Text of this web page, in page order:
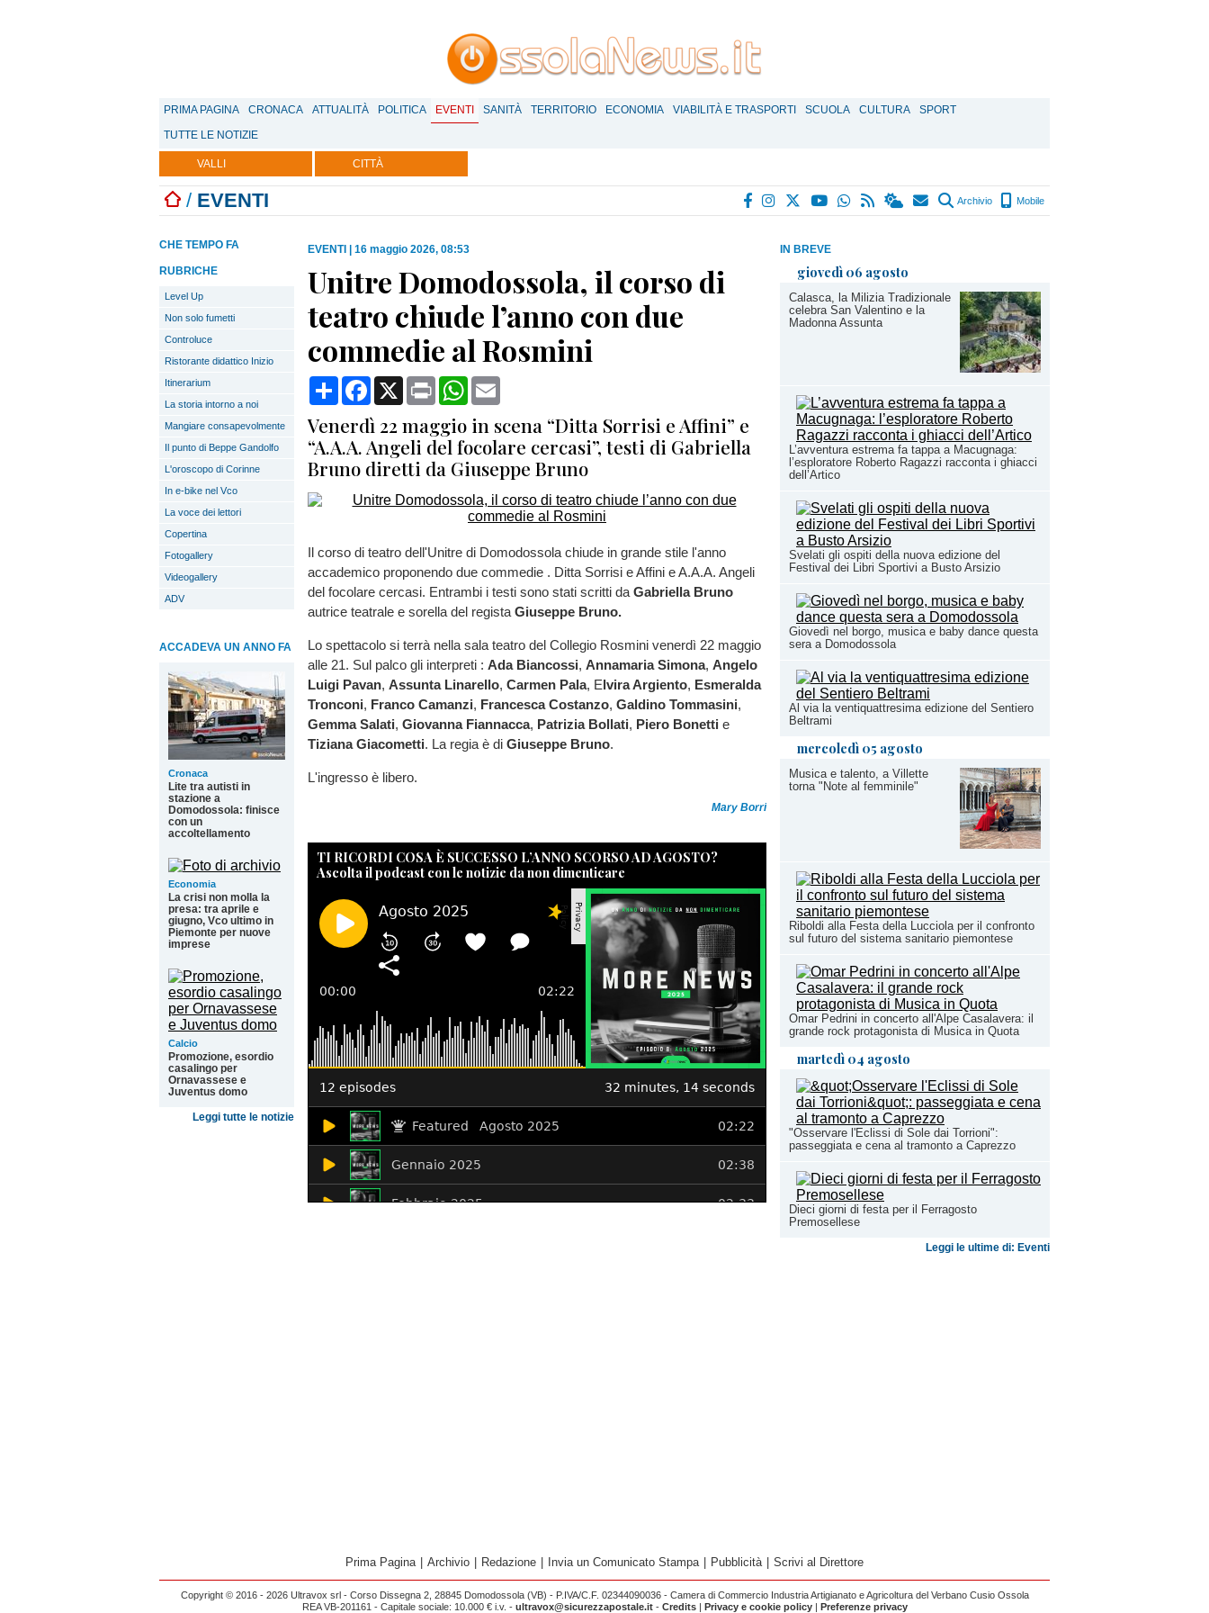
PRIMA PAGINA CRONACA ATTUALITÀ POLITICA EVENTI SANITÀ TERRITORIO ECONOMIA VIABILITÀ E TRASPORTI SCUOLA CULTURA
SPORT
TUTTE LE NOTIZIE
VALLI CITTÀ
/ EVENTI Archivio Mobile
IN BREVE
giovedì 06 agosto
Calasca, la Milizia Tradizionale
celebra San Valentino e la
Madonna Assunta
L’avventura estrema fa tappa a Macugnaga:
l’esploratore Roberto Ragazzi racconta i ghiacci
dell’Artico
Svelati gli ospiti della nuova edizione del
Festival dei Libri Sportivi a Busto Arsizio
Giovedì nel borgo, musica e baby dance questa
sera a Domodossola
Al via la ventiquattresima edizione del Sentiero
Beltrami
mercoledì 05 agosto
Musica e talento, a Villette
torna "Note al femminile"
Riboldi alla Festa della Lucciola per il confronto
sul futuro del sistema sanitario piemontese
Omar Pedrini in concerto all'Alpe Casalavera: il
grande rock protagonista di Musica in Quota
martedì 04 agosto
"Osservare l'Eclissi di Sole dai Torrioni":
passeggiata e cena al tramonto a Caprezzo
Dieci giorni di festa per il Ferragosto
Premosellese
Leggi le ultime di: Eventi
CHE TEMPO FA
RUBRICHE
Level Up
Non solo fumetti
Controluce
Ristorante didattico Inizio
Itinerarium
La storia intorno a noi
Mangiare consapevolmente
Il punto di Beppe Gandolfo
L'oroscopo di Corinne
In e-bike nel Vco
La voce dei lettori
Copertina
Fotogallery
Videogallery
ADV
ACCADEVA UN ANNO FA
Cronaca
Lite tra autisti in
stazione a
Domodossola: finisce
con un
accoltellamento
Economia
La crisi non molla la
presa: tra aprile e
giugno, Vco ultimo in
Piemonte per nuove
imprese
Calcio
Promozione, esordio
casalingo per
Ornavassese e
Juventus domo
Leggi tutte le notizie
EVENTI 16 maggio 2026, 08:53
Unitre Domodossola, il corso di
teatro chiude l’anno con due
commedie al Rosmini
CondividiFacebook
X Print WhatsApp
Venerdì 22 maggio in scena “Ditta Sorrisi e Affini” e
“A.A.A. Angeli del focolare cercasi”, testi di Gabriella
Bruno diretti da Giuseppe Bruno
Il corso di teatro dell'Unitre di Domodossola chiude in grande stile l'anno
accademico proponendo due commedie . Ditta Sorrisi e Affini e A.A.A. Angeli
del focolare cercasi. Entrambi i testi sono stati scritti da Gabriella Bruno
autrice teatrale e sorella del regista Giuseppe Bruno.
Lo spettacolo si terrà nella sala teatro del Collegio Rosmini venerdì 22 maggio
alle 21. Sul palco gli interpreti : Ada Biancossi, Annamaria Simona, Angelo
Luigi Pavan, Assunta Linarello, Carmen Pala, Elvira Argiento, Esmeralda
Tronconi, Franco Camanzi, Francesca Costanzo, Galdino Tommasini,
Gemma Salati, Giovanna Fiannacca, Patrizia Bollati, Piero Bonetti e
Tiziana Giacometti. La regia è di Giuseppe Bruno.
L'ingresso è libero.
Mary Borri
TI RICORDI COSA È SUCCESSO L’ANNO SCORSO AD AGOSTO?
Ascolta il podcast con le notizie da non dimenticare
Prima Pagina Archivio Redazione Invia un Comunicato Stampa Pubblicità Scrivi al Direttore
Copyright © 2016 - 2026 Ultravox srl - Corso Dissegna 2, 28845 Domodossola (VB) - P.IVA/C.F. 02344090036 - Camera di Commercio Industria Artigianato e Agricoltura del Verbano Cusio Ossola
REA VB-201161 - Capitale sociale: 10.000 € i.v. - ultravox@sicurezzapostale.it- Credits| Privacy e cookie policy| Preferenze privacy